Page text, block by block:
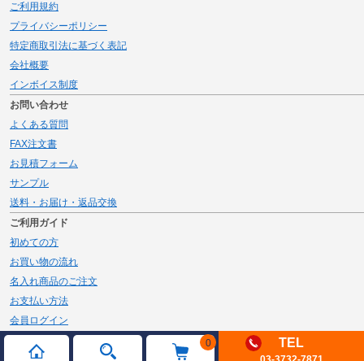
0 TEL
ご利用規約
プライバシーポリシー
特定商取引法に基づく表記
会社概要
インボイス制度
お問い合わせ
よくある質問
FAX注文書
お見積フォーム
サンプル
送料・お届け・返品交換
ご利用ガイド
初めての方
お買い物の流れ
名入れ商品のご注文
お支払い方法
会員ログイン
メルマガ登録